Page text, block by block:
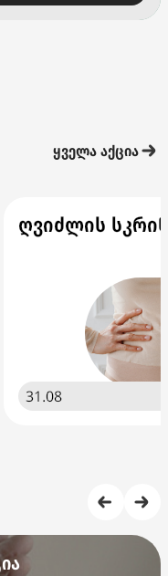
ყველა აქცია
ღვიძლის
31.08